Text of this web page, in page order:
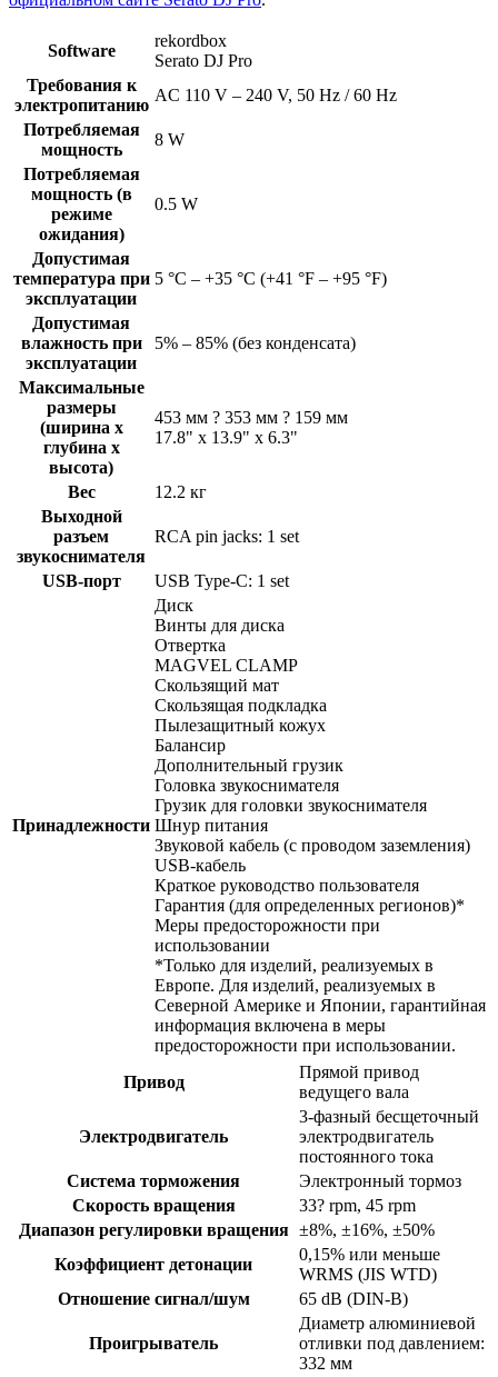
Software
rekordbox
Serato DJ Pro
Требования к
электропитанию
AC 110 V – 240 V, 50 Hz / 60 Hz
Потребляемая
мощность
8 W
Потребляемая
мощность (в
режиме
ожидания)
0.5 W
Допустимая
температура при
эксплуатации
5 °C – +35 °C (+41 °F – +95 °F)
Допустимая
влажность при
эксплуатации
5% – 85% (без конденсата)
Максимальные
размеры
(ширина x
глубина x
высота)
453 мм ? 353 мм ? 159 мм
17.8" x 13.9" x 6.3"
Вес
12.2 кг
Выходной
разъем
звукоснимателя
RCA pin jacks: 1 set
USB-порт USB Type-C: 1 set
Принадлежности
Диск
Винты для диска
Отвертка
MAGVEL CLAMP
Скользящий мат
Скользящая подкладка
Пылезащитный кожух
Балансир
Дополнительный грузик
Головка звукоснимателя
Грузик для головки звукоснимателя
Шнур питания
Звуковой кабель (с проводом заземления)
USB-кабель
Краткое руководство пользователя
Гарантия (для определенных регионов)*
Меры предосторожности при
использовании
*Только для изделий, реализуемых в
Европе. Для изделий, реализуемых в
Северной Америке и Японии, гарантийная
информация включена в меры
предосторожности при использовании.
Привод
Прямой привод
ведущего вала
Электродвигатель
3-фазный бесщеточный
электродвигатель
постоянного тока
Система торможения
Электронный тормоз
Скорость вращения
33? rpm, 45 rpm
Диапазон регулировки вращения ±8%, ±16%, ±50%
Коэффициент детонации
0,15% или меньше
WRMS (JIS WTD)
Отношение сигнал/шум
65 dB (DIN-B)
Проигрыватель
Диаметр алюминиевой
отливки под давлением:
332 мм